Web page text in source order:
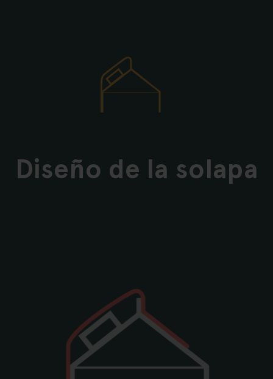
Diseño de la solapa